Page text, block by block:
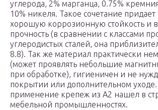
углерода, 2% марганца, 0.75%
10% никеля. Такое сочетание придает
хорошую коррозионную стойкость и
прочность (в сравнении с классами
углеродистых сталей, она
8.8). Так же материал практически
(может проявлять небольшие
при обработке), гигиеничен и не
покрытии или дополнительном
применение крепеж из А2 нашел в
мебельной промышленностях.